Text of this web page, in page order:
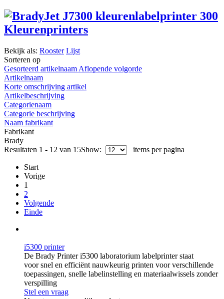
Kleurenprinters
Bekijk als: Rooster Lijst
Sorteren op
Gesorteerd artikelnaam Aflopende volgorde
Artikelnaam
Korte omschrijving artikel
Artikelbeschrijving
Categorienaam
Categorie beschrijving
Naam fabrikant
Fabrikant
Brady
Resultaten 1 - 12 van 15Show: items per pagina
Start
Vorige
1
2
Volgende
Einde
i5300 printer
De Brady Printer i5300 laboratorium labelprinter staat
voor snel en efficiënt nauwkeurig printen voor verschillende
toepassingen, snelle labelinstelling en materiaalwissels zonder
verspilling
Stel een vraag